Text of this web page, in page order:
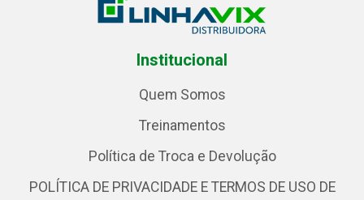
Institucional
Quem Somos
Treinamentos
Política de Troca e Devolução
POLÍTICA DE PRIVACIDADE E TERMOS DE USO DE